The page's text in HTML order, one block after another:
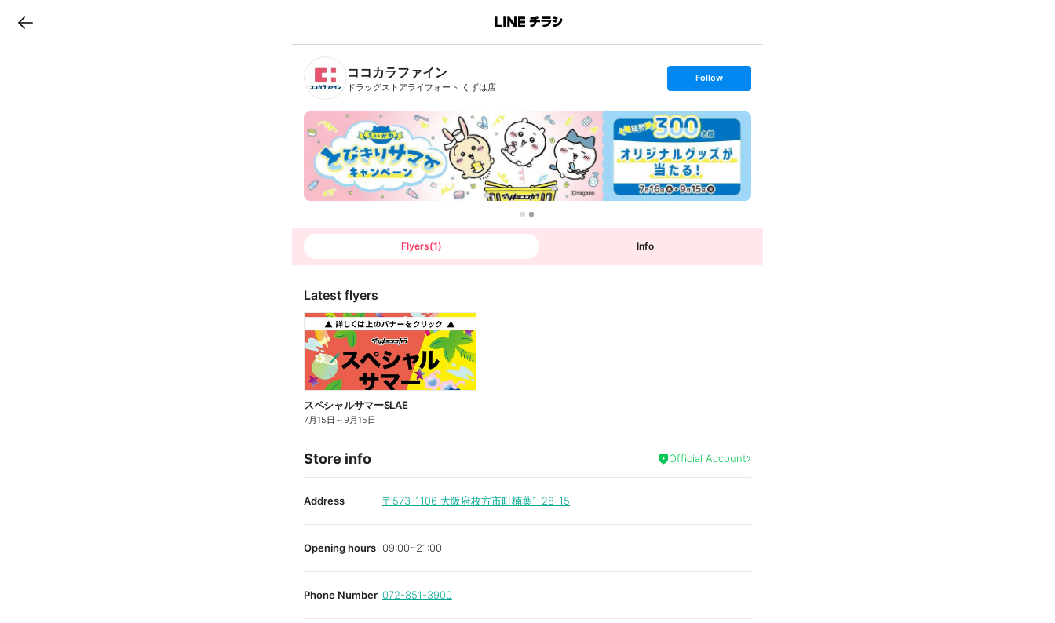
B
n
T
ココカラファイン
ドラッグストアライフォート くずは店
s
t
o
l
l
o
w
Follow
Flyers(1) Info
Latest flyers
スペシャルサマーSLAE
7月15日 ～9月15日
Store info Official Account
Address 〒573-1106 大阪府枚方市町楠葉1-28-15
Opening hours 09:00~21:00
Phone Number 072-851-3900